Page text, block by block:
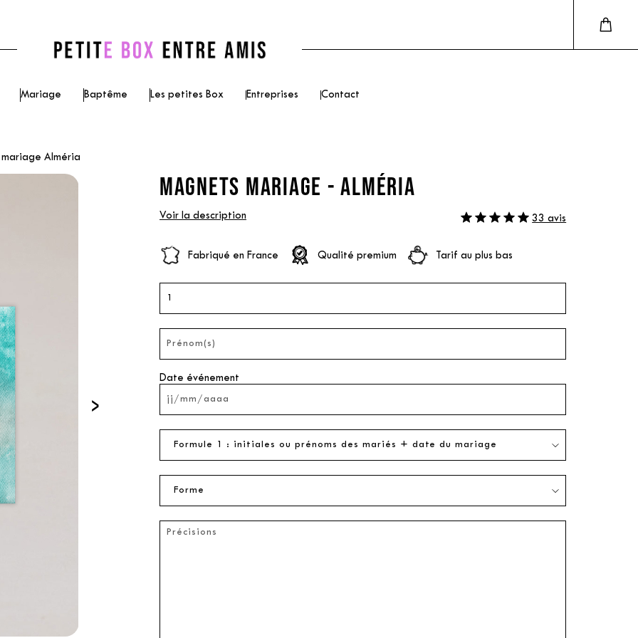
Mariage Baptême Les petites Box Entreprises Contact
Alméria
›
MAGNETS MARIAGE - ALMÉRIA
Voir la description 33 avis
Fabriqué en France Qualité premium Tarif au plus bas
Date événement